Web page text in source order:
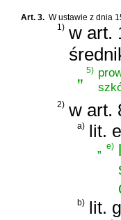
Art. 3. Wustawie z dnia
1) w art.
„5)
2) w art.
a) lit.
„ e)
b) lit.